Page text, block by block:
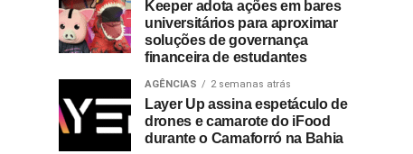
Keeper adota ações em bares
universitários para aproximar
soluções de governança
financeira de estudantes
AGÊNCIAS 2 semanas atrás
Layer Up assina espetáculo de
drones e camarote do iFood
durante o Camaforró na Bahia